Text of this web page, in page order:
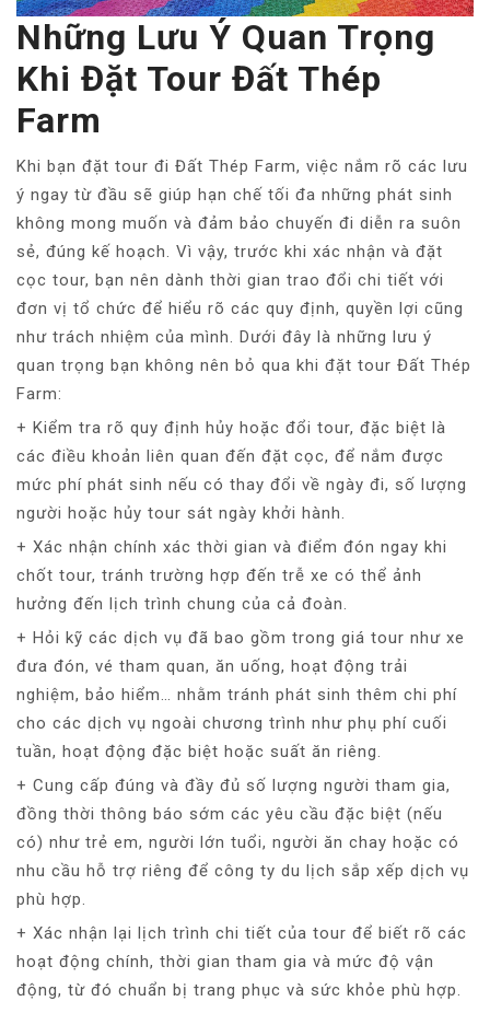
Những Lưu Ý Quan Trọng
Khi Đặt Tour Đất Thép
Farm
Khi bạn đặt tour đi Đất Thép Farm, việc nắm rõ các lưu
ý ngay từ đầu sẽ giúp hạn chế tối đa những phát sinh
không mong muốn và đảm bảo chuyến đi diễn ra suôn
sẻ, đúng kế hoạch. Vì vậy, trước khi xác nhận và đặt
cọc tour, bạn nên dành thời gian trao đổi chi tiết với
đơn vị tổ chức để hiểu rõ các quy định, quyền lợi cũng
như trách nhiệm của mình. Dưới đây là những lưu ý
quan trọng bạn không nên bỏ qua khi đặt tour Đất Thép
Farm:
+ Kiểm tra rõ quy định hủy hoặc đổi tour, đặc biệt là
các điều khoản liên quan đến đặt cọc, để nắm được
mức phí phát sinh nếu có thay đổi về ngày đi, số lượng
người hoặc hủy tour sát ngày khởi hành.
+ Xác nhận chính xác thời gian và điểm đón ngay khi
chốt tour, tránh trường hợp đến trễ xe có thể ảnh
hưởng đến lịch trình chung của cả đoàn.
+ Hỏi kỹ các dịch vụ đã bao gồm trong giá tour như xe
đưa đón, vé tham quan, ăn uống, hoạt động trải
nghiệm, bảo hiểm… nhằm tránh phát sinh thêm chi phí
cho các dịch vụ ngoài chương trình như phụ phí cuối
tuần, hoạt động đặc biệt hoặc suất ăn riêng.
+ Cung cấp đúng và đầy đủ số lượng người tham gia,
đồng thời thông báo sớm các yêu cầu đặc biệt (nếu
có) như trẻ em, người lớn tuổi, người ăn chay hoặc có
nhu cầu hỗ trợ riêng để công ty du lịch sắp xếp dịch vụ
phù hợp.
+ Xác nhận lại lịch trình chi tiết của tour để biết rõ các
hoạt động chính, thời gian tham gia và mức độ vận
động, từ đó chuẩn bị trang phục và sức khỏe phù hợp.